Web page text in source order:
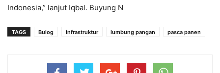
Indonesia,” lanjut Iqbal. Buyung N
TAGS Bulog infrastruktur lumbung pangan pasca panen